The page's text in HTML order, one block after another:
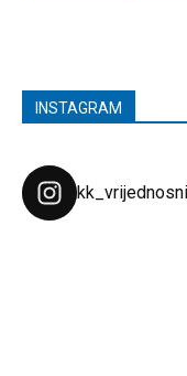
INSTAGRAM